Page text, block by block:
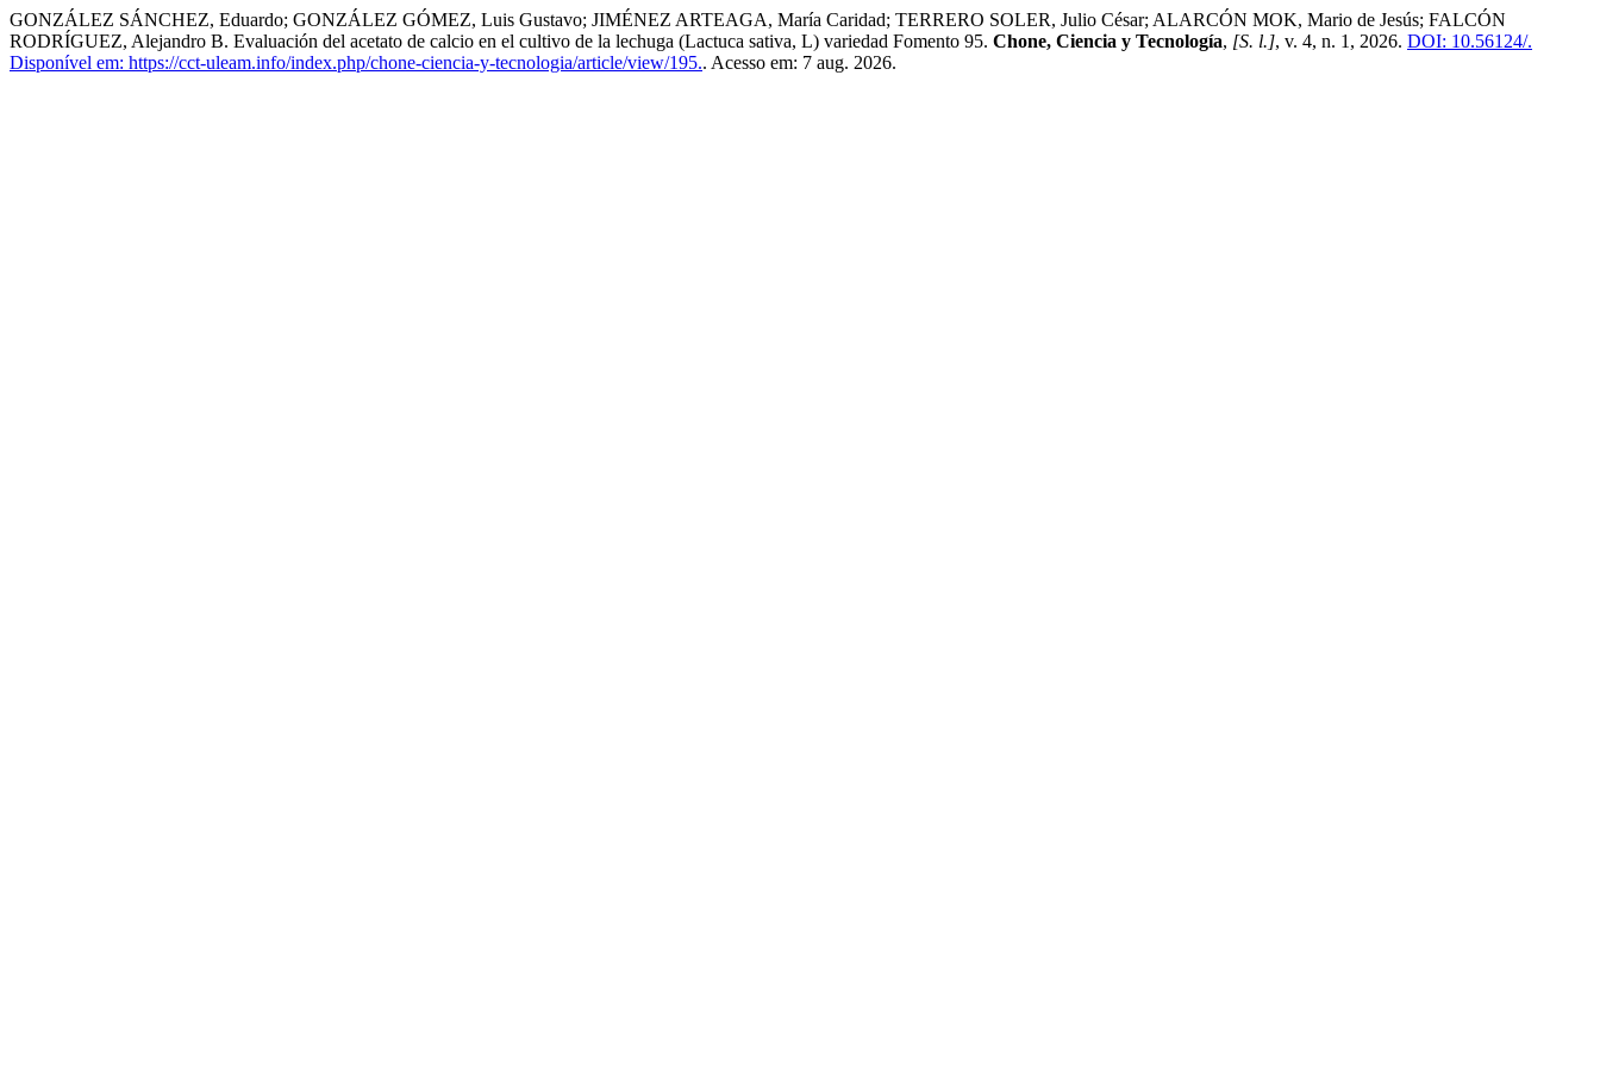
GONZÁLEZ SÁNCHEZ, Eduardo; GONZÁLEZ GÓMEZ, Luis Gustavo; JIMÉNEZ ARTEAGA, María Caridad; TERRERO SOLER, Julio César; ALARCÓN MOK, Mario de Jesús; FALCÓN
RODRÍGUEZ, Alejandro B. Evaluación del acetato de calcio en el cultivo de la lechuga (Lactuca sativa, L) variedad Fomento 95. Chone, Ciencia y Tecnología, [S. l.], v. 4, n. 1, 2026. DOI: 10.56124/.
Disponível em: https://cct-uleam.info/index.php/chone-ciencia-y-tecnologia/article/view/195.. Acesso em: 7 aug. 2026.